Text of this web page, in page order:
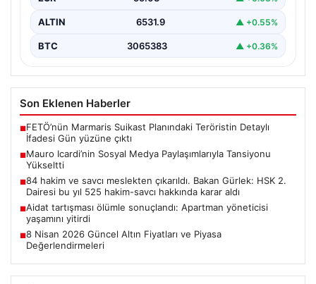
ALTIN 6531.9 ▲ +0.55%
BTC 3065383 ▲ +0.36%
Son Eklenen Haberler
■FETÖ’nün Marmaris Suikast Planındaki Teröristin Detaylı
İfadesi Gün yüzüne çıktı
■Mauro Icardi’nin Sosyal Medya Paylaşımlarıyla Tansiyonu
Yükseltti
■84 hakim ve savcı meslekten çıkarıldı. Bakan Gürlek: HSK 2.
Dairesi bu yıl 525 hakim-savcı hakkında karar aldı
■Aidat tartışması ölümle sonuçlandı: Apartman yöneticisi
yaşamını yitirdi
■8 Nisan 2026 Güncel Altın Fiyatları ve Piyasa
Değerlendirmeleri